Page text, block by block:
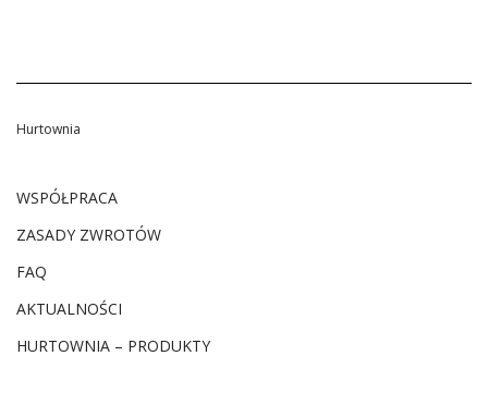
Hurtownia
WSPÓŁPRACA
ZASADY ZWROTÓW
FAQ
AKTUALNOŚCI
HURTOWNIA – PRODUKTY